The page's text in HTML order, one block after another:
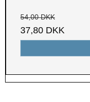
54,00 DKK
37,80 DKK